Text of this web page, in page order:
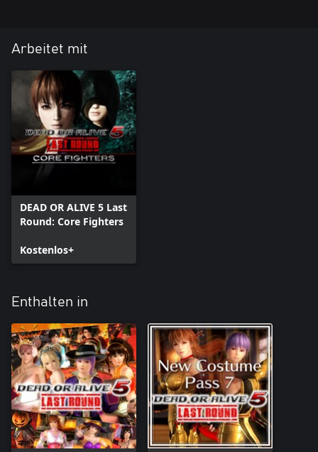
Arbeitet mit
DEAD OR ALIVE 5 Last
Round: Core Fighters
Kostenlos+
Enthalten in